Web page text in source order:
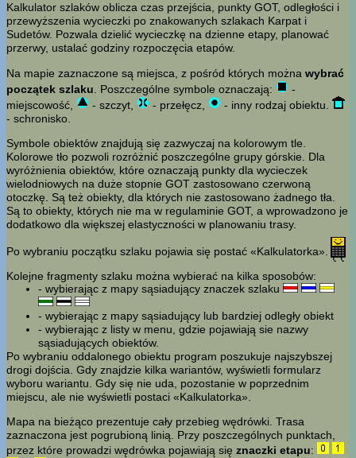
Kalkulator szlaków oblicza czas przejścia, punkty GOT, odległości i
przewyższenia wycieczki po znakowanych szlakach Karpat i
Sudetów. Pozwala dzielić wycieczkę na dzienne etapy, planować
przerwy, ustalać godziny rozpoczęcia etapów.
Na mapie zaznaczone są miejsca, z pośród których można wybrać
początek szlaku . Poszczególne symbole oznaczają:
-
miejscowość,
- szczyt, - przełęcz,
- inny rodzaj obiektu.
- schronisko.
Symbole obiektów znajdują się zazwyczaj na kolorowym tle.
Kolorowe tło pozwoli rozróżnić poszczególne grupy górskie. Dla
wyróżnienia obiektów, które oznaczają punkty dla wycieczek
wielodniowych na duże stopnie GOT zastosowano czerwoną
otoczkę. Są też obiekty, dla których nie zastosowano żadnego tła.
Są to obiekty, których nie ma w regulaminie GOT, a wprowadzono je
dodatkowo dla większej elastyczności w planowaniu trasy.
Po wybraniu początku szlaku pojawia się postać «Kalkulatorka».
Kolejne fragmenty szlaku można wybierać na kilka sposobów:
- wybierając z mapy sąsiadujący znaczek szlaku
- wybierając z mapy sąsiadujący lub bardziej odległy obiekt
- wybierając z listy w menu, gdzie pojawiają sie nazwy
sąsiadujących obiektów.
Po wybraniu oddalonego obiektu program poszukuje najszybszej
drogi dojścia. Gdy znajdzie kilka wariantów, wyświetli formularz
wyboru wariantu. Gdy się nie uda, pozostanie w poprzednim
miejscu, ale nie wyświetli postaci «Kalkulatorka».
Mapa na bieżąco prezentuje cały przebieg wędrówki. Trasa
zaznaczona jest pogrubioną linią. Przy poszczególnych punktach,
przez które prowadzi wędrówka pojawiają się znaczki etapu: